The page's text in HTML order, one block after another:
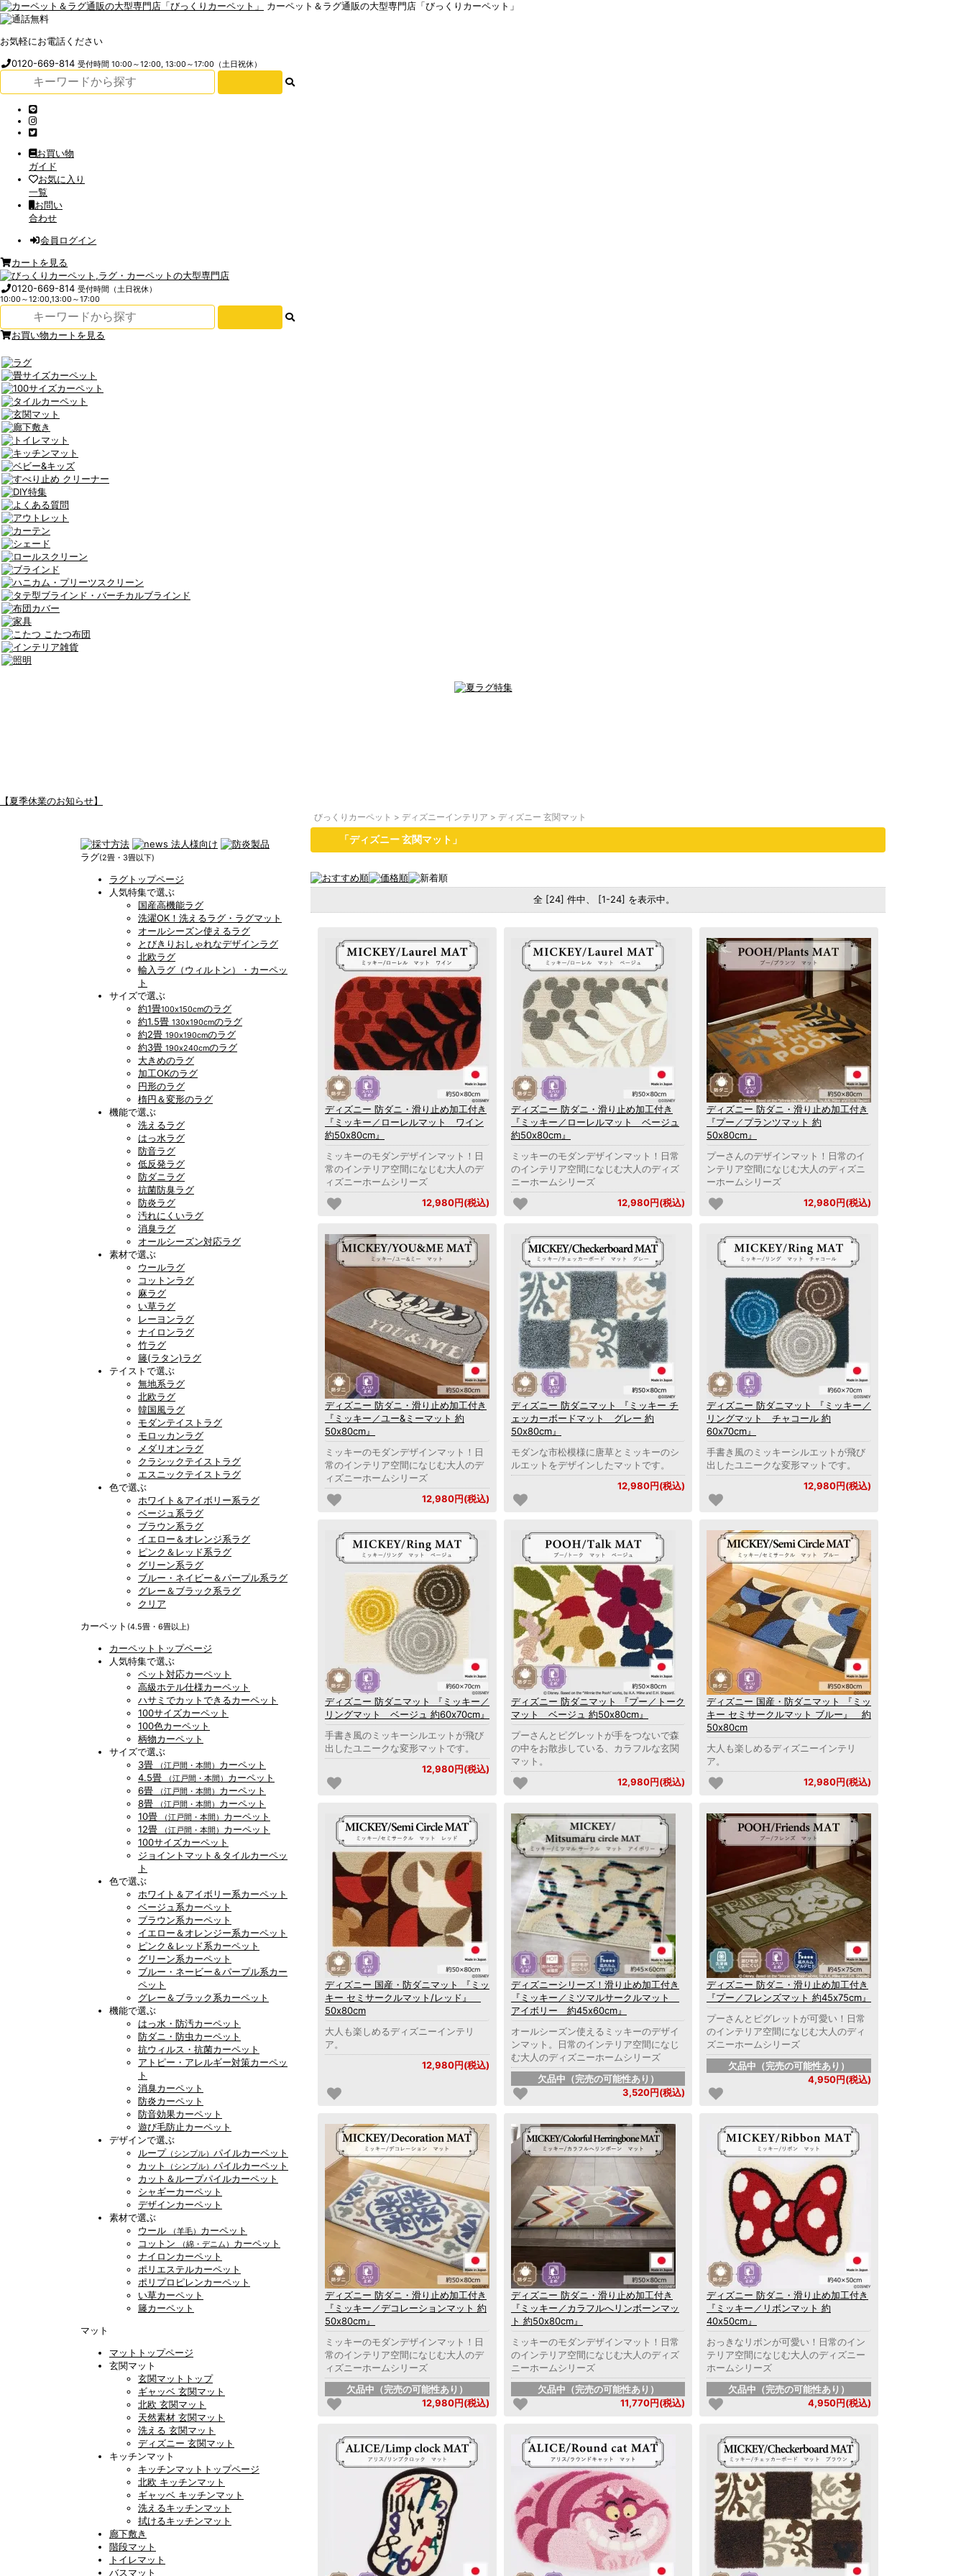
カーペット＆ラグ通販の大型専門店「びっくりカーペット」
お気軽にお電話ください
0120-669-814受付時間 10:00～12:00, 13:00～17:00（土日祝休）
お買い物
ガイド
お気に入り
一覧
お問い
合わせ
会員ログイン
カートを見る
0120-669-814受付時間（土日祝休）
10:00～12:00,13:00～17:00
お買い物カートを見る
【夏季休業のお知らせ】
ラグ(2畳・3畳以下)
ラグトップページ
人気特集で選ぶ
国産高機能ラグ
洗濯OK！洗えるラグ・ラグマット
オールシーズン使えるラグ
とびきりおしゃれなデザインラグ
北欧ラグ
輸入ラグ（ウィルトン）・カーペッ
ト
サイズで選ぶ
約1畳100x150cmのラグ
約1.5畳 130x190cmのラグ
約2畳 190x190cmのラグ
約3畳 190x240cmのラグ
大きめのラグ
加工OKのラグ
円形のラグ
楕円＆変形のラグ
機能で選ぶ
洗えるラグ
はっ水ラグ
防音ラグ
低反発ラグ
防ダニラグ
抗菌防臭ラグ
防炎ラグ
汚れにくいラグ
消臭ラグ
オールシーズン対応ラグ
素材で選ぶ
ウールラグ
コットンラグ
麻ラグ
い草ラグ
レーヨンラグ
ナイロンラグ
竹ラグ
籐(ラタン)ラグ
テイストで選ぶ
無地系ラグ
北欧ラグ
韓国風ラグ
モダンテイストラグ
モロッカンラグ
メダリオンラグ
クラシックテイストラグ
エスニックテイストラグ
色で選ぶ
ホワイト＆アイボリー系ラグ
ベージュ系ラグ
ブラウン系ラグ
イエロー＆オレンジ系ラグ
ピンク＆レッド系ラグ
グリーン系ラグ
ブルー・ネイビー＆パープル系ラグ
グレー＆ブラック系ラグ
クリア
カーペット (4.5畳・6畳以上)
カーペットトップページ
人気特集で選ぶ
ペット対応カーペット
高級ホテル仕様カーペット
ハサミでカットできるカーペット
100サイズカーペット
100色カーペット
柄物カーペット
サイズで選ぶ
3畳
（江戸間・本間） カーペット
4.5畳
（江戸間・本間） カーペット
6畳
（江戸間・本間） カーペット
8畳
（江戸間・本間） カーペット
10畳
（江戸間・本間） カーペット
12畳
（江戸間・本間） カーペット
100サイズカーペット
ジョイントマット＆タイルカーペッ
ト
色で選ぶ
ホワイト＆アイボリー系カーペット
ベージュ系カーペット
ブラウン系カーペット
イエロー＆オレンジー系カーペット
ピンク＆レッド系カーペット
グリーン系カーペット
ブルー・ネービー＆パープル系カー
ペット
グレー＆ブラック系カーペット
機能で選ぶ
はっ水・防汚カーペット
防ダニ・防虫カーペット
抗ウィルス・抗菌カーペット
アトピー・アレルギー対策カーペッ
ト
消臭カーペット
防炎カーペット
防音効果カーペット
遊び毛防止カーペット
デザインで選ぶ
ループ （シンプル） パイルカーペット
カット
（シンプル） パイルカーペット
カット＆ループパイルカーペット
シャギーカーペット
デザインカーペット
素材で選ぶ
ウール
（羊毛） カーペット
コットン
（綿・デニム） カーペット
ナイロンカーペット
ポリエステルカーペット
ポリプロピレンカーペット
い草カーペット
籐カーペット
マット
マットトップページ
玄関マット
玄関マットトップ
ギャッベ 玄関マット
北欧 玄関マット
天然素材 玄関マット
洗える 玄関マット
ディズニー 玄関マット
キッチンマット
キッチンマットトップページ
北欧 キッチンマット
ギャッベ キッチンマット
洗えるキッチンマット
拭けるキッチンマット
廊下敷き
階段マット
トイレマット
バスマット
びっくりカーペット > ディズニーインテリア > ディズニー 玄関マット
「ディズニー 玄関マット」
全 [24] 件中、 [1-24] を表示中。
ディズニー 防ダニ・滑り止め加工付き
『ミッキー／ローレルマット ワイン
約50x80cm』
ミッキーのモダンデザインマット！日
常のインテリア空間になじむ大人のデ
ィズニーホームシリーズ
12,980円(税込)
ディズニー 防ダニ・滑り止め加工付き
『ミッキー／ローレルマット ベージュ
約50x80cm』
ミッキーのモダンデザインマット！日常
のインテリア空間になじむ大人のディズ
ニーホームシリーズ
12,980円(税込)
ディズニー 防ダニ・滑り止め加工付き
『プー／プランツマット 約
50x80cm』
プーさんのデザインマット！日常のイ
ンテリア空間になじむ大人のディズニ
ーホームシリーズ
12,980円(税込)
ディズニー 防ダニ・滑り止め加工付き
『ミッキー／ユー&ミーマット 約
50x80cm』
ミッキーのモダンデザインマット！日
常のインテリア空間になじむ大人のデ
ィズニーホームシリーズ
12,980円(税込)
ディズニー 防ダニマット 『ミッキー チ
ェッカーボードマット グレー 約
50x80cm』
モダンな市松模様に唐草とミッキーのシ
ルエットをデザインしたマットです。
12,980円(税込)
ディズニー 防ダニマット 『ミッキー／
リングマット チャコール 約
60x70cm』
手書き風のミッキーシルエットが飛び
出したユニークな変形マットです。
12,980円(税込)
ディズニー 防ダニマット 『ミッキー／
リングマット ベージュ 約60x70cm』
手書き風のミッキーシルエットが飛び
出したユニークな変形マットです。
12,980円(税込)
ディズニー 防ダニマット 『プー／トーク
マット ベージュ 約50x80cm』
プーさんとピグレットが手をつないで森
の中をお散歩している、カラフルな玄関
マット。
12,980円(税込)
ディズニー 国産・防ダニマット 『ミッ
キー セミサークルマット ブルー』 約
50x80cm
大人も楽しめるディズニーインテリ
ア。
12,980円(税込)
ディズニー 国産・防ダニマット 『ミッ
キー セミサークルマット/レッド』
50x80cm
大人も楽しめるディズニーインテリ
ア。
12,980円(税込)
ディズニーシリーズ！滑り止め加工付き
『ミッキー／ミツマルサークルマット
アイボリー 約45x60cm』
オールシーズン使えるミッキーのデザイ
ンマット。日常のインテリア空間になじ
む大人のディズニーホームシリーズ
欠品中（完売の可能性あり）
3,520円(税込)
ディズニー 防ダニ・滑り止め加工付き
『プー／フレンズマット 約45x75cm』
プーさんとピグレットが可愛い！日常
のインテリア空間になじむ大人のディ
ズニーホームシリーズ
欠品中（完売の可能性あり）
4,950円(税込)
ディズニー 防ダニ・滑り止め加工付き
『ミッキー／デコレーションマット 約
50x80cm』
ミッキーのモダンデザインマット！日
常のインテリア空間になじむ大人のデ
ィズニーホームシリーズ
欠品中（完売の可能性あり）
12,980円(税込)
ディズニー 防ダニ・滑り止め加工付き
『ミッキー／カラフルへリンボーンマッ
ト 約50x80cm』
ミッキーのモダンデザインマット！日常
のインテリア空間になじむ大人のディズ
ニーホームシリーズ
欠品中（完売の可能性あり）
11,770円(税込)
ディズニー 防ダニ・滑り止め加工付き
『ミッキー／リボンマット 約
40x50cm』
おっきなリボンが可愛い！日常のイン
テリア空間になじむ大人のディズニー
ホームシリーズ
欠品中（完売の可能性あり）
4,950円(税込)